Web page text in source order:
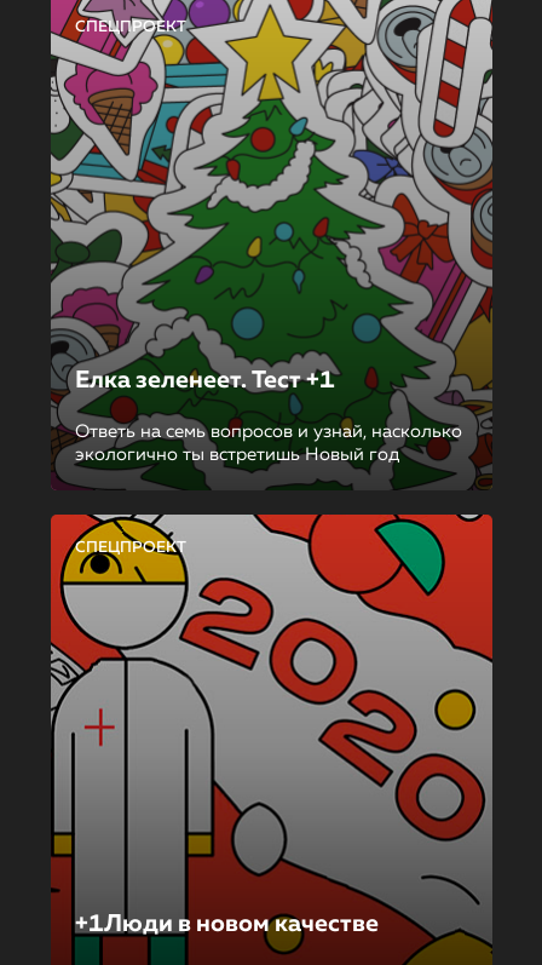
СПЕЦПРОЕКТ
Елка зеленеет. Тест +1
Ответь на семь вопросов и узнай, насколько
экологично ты встретишь Новый год
СПЕЦПРОЕКТ
+1Люди в новом качестве